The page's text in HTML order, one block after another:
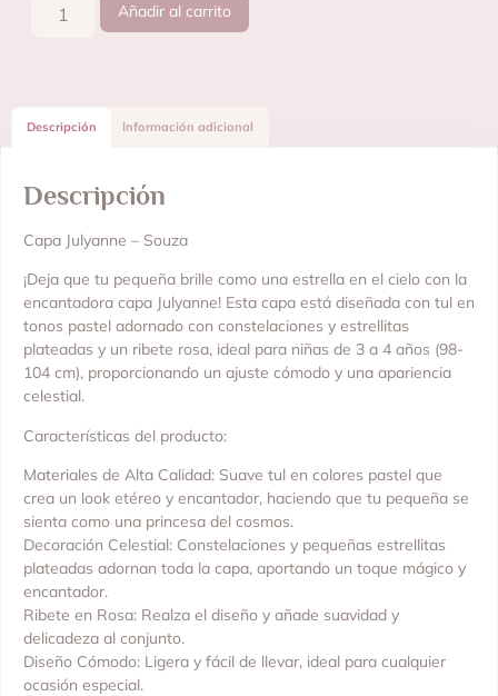
Añadir al carrito
Descripción Información adicional
Descripción
Capa Julyanne – Souza
¡Deja que tu pequeña brille como una estrella en el cielo con la
encantadora capa Julyanne! Esta capa está diseñada con tul en
tonos pastel adornado con constelaciones y estrellitas
plateadas y un ribete rosa, ideal para niñas de 3 a 4 años (98-
104 cm), proporcionando un ajuste cómodo y una apariencia
celestial.
Características del producto:
Materiales de Alta Calidad: Suave tul en colores pastel que
crea un look etéreo y encantador, haciendo que tu pequeña se
sienta como una princesa del cosmos.
Decoración Celestial: Constelaciones y pequeñas estrellitas
plateadas adornan toda la capa, aportando un toque mágico y
encantador.
Ribete en Rosa: Realza el diseño y añade suavidad y
delicadeza al conjunto.
Diseño Cómodo: Ligera y fácil de llevar, ideal para cualquier
ocasión especial.